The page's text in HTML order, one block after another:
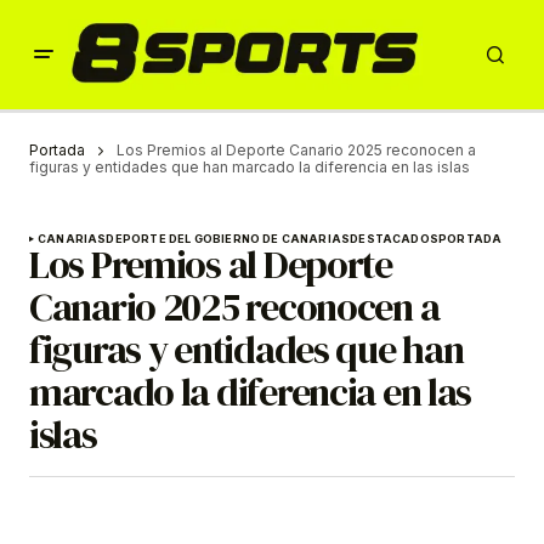
Portada
Los Premios al Deporte Canario 2025 reconocen a
figuras y entidades que han marcado la diferencia en las islas
CANARIASDEPORTE DEL GOBIERNO DE CANARIASDESTACADOSPORTADA
Los Premios al Deporte
Canario 2025 reconocen a
figuras y entidades que han
marcado la diferencia en las
islas